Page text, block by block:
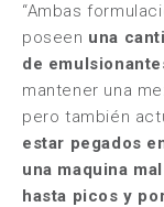
“Ambas
poseen una
de
mantener una
pero también
estar pegados
una maquina
hasta picos y